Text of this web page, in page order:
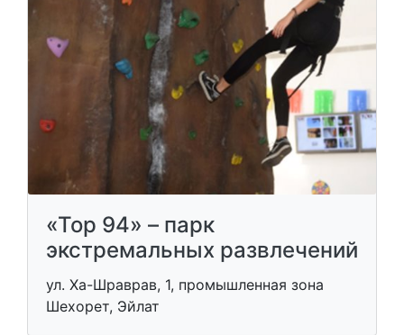
«Top 94» – парк
экстремальных развлечений
ул. Ха-Шраврав, 1, промышленная зона
Шехорет, Эйлат